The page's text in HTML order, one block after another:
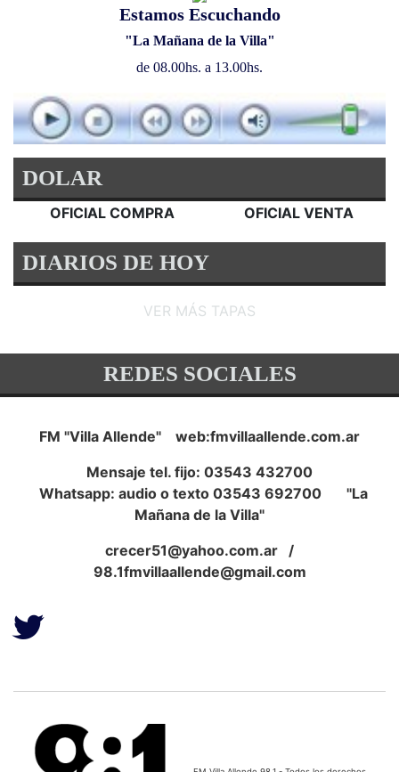
Estamos Escuchando
"La Mañana de la Villa"
de 08.00hs. a 13.00hs.
DOLAR
OFICIAL COMPRA OFICIAL VENTA
DIARIOS DE HOY
VER MÁS TAPAS
REDES SOCIALES
FM "Villa Allende" web:fmvillaallende.com.ar
Mensaje tel. fijo: 03543 432700
Whatsapp: audio o texto 03543 692700 "La
Mañana de la Villa"
crecer51@yahoo.com.ar /
98.1fmvillaallende@gmail.com